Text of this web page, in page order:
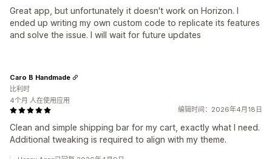
Great app, but unfortunately it doesn't work on Horizon. I
ended up writing my own custom code to replicate its features
and solve the issue. I will wait for future updates
编辑时间：2026年4月18日
Clean and simple shipping bar for my cart, exactly what I need.
Additional tweaking is required to align with my theme.
Caro B Handmade
比利时
4个月 人在使用应用